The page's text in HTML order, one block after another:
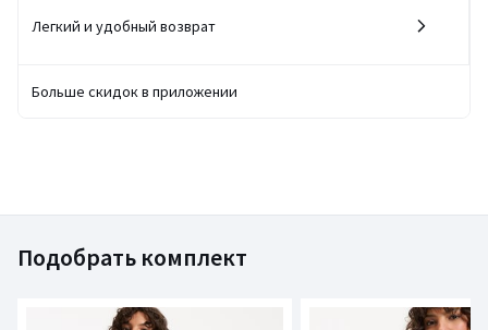
Легкий и удобный возврат
Больше скидок в приложении
Подобрать комплект